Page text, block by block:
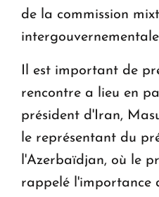
de la commission
Il est important de
rencontre a lieu en
président d'Iran,
le représentant du
l'Azerbaïdjan, où le
rappelé l'importance